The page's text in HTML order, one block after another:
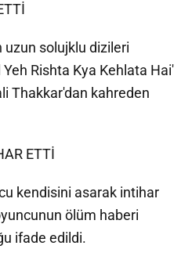
uzun solujklu dizileri
Rishta Kya Kehlata Hai'
Thakkar'dan kahreden
ETTİ
kendisini asarak intihar
ölüm haberi
ifade edildi.